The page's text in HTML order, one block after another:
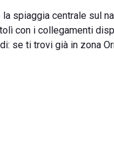
spiaggia centrale sul
con i collegamenti
se ti trovi già in zona